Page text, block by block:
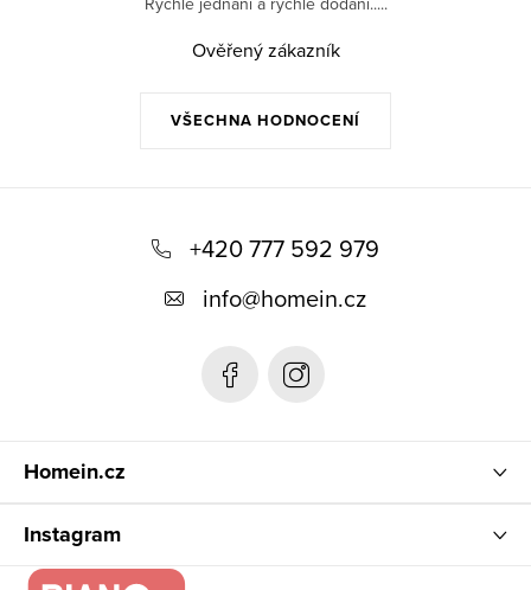
VŠECHNA HODNOCENÍ
Ověřený zákazník
+420 777 592 979
info@homein.cz
Homein.cz
Instagram